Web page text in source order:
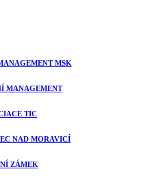
MSK
MANAGEMENT
TIC
NAD MORAVICÍ
ZÁMEK